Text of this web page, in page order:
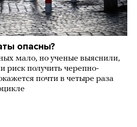
опасны?
мало, но ученые выяснили,
риск получить черепно-
почти в четыре раза